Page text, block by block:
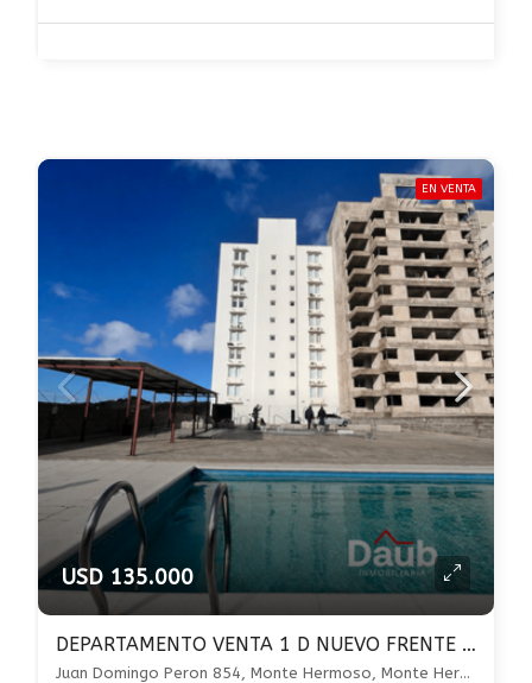
EN VENTA
USD 135.000
DEPARTAMENTO VENTA 1 D NUEVO FRENTE MAR C/ COCHERA EN M. HERMOSO U$S 135.000
Juan Domingo Peron 854, Monte Hermoso, Monte Hermoso